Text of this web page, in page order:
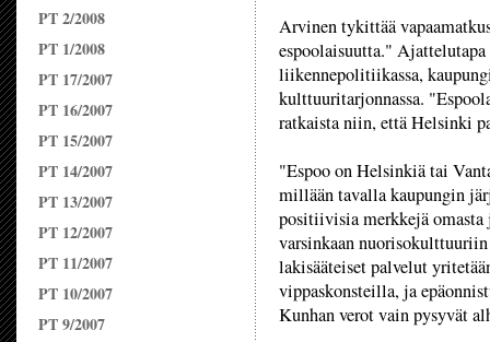
PT 2/2008
PT 1/2008
PT 17/2007
PT 16/2007
PT 15/2007
PT 14/2007
PT 13/2007
PT 12/2007
PT 11/2007
PT 10/2007
PT 9/2007
Arvinen tykittää
espoolaisuutta."
liikennepolitiikassa,
kulttuuritarjonnassa.
ratkaista niin, että Helsinki
"Espoo on Helsinkiä tai
millään tavalla kaupungin
positiivisia merkkejä
varsinkaan nuorisokulttuuriin
lakisääteiset palvelut
vippaskonsteilla, ja
Kunhan verot vain pysyvät